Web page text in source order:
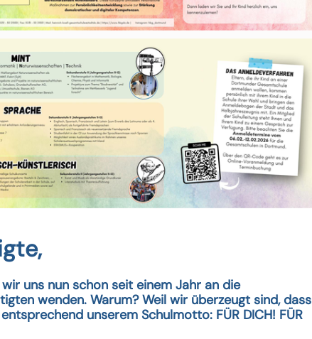
uns nun schon seit einem Jahr an die
wenden. Warum? Weil wir überzeugt sind, dass
unserem Schulmotto: FÜR DICH! FÜR